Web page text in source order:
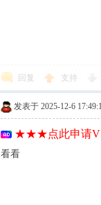
回复 支持
发表于 2025-12-6
★★★点此申请
看看